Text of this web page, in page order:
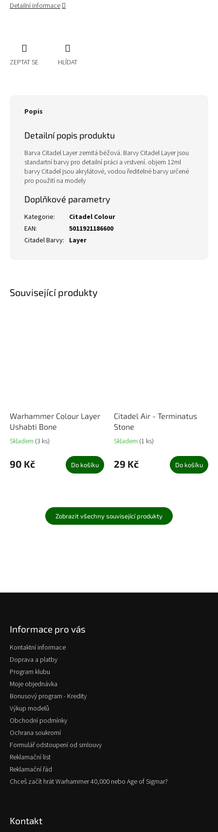
Detailní informace
ZEPTAT SE HLÍDAT
Související produkty
Warhammer Colour Layer
Ushabti Bone
Skladem (3 ks)
90 Kč Do košíku
Citadel Air - Terminatus
Stone
Skladem (1 ks)
29 Kč Do košíku
Zobrazit všechny související produkty
Popis
Detailní popis produktu
Barva Citadel Layer zemitá béžová. Barvy Citadel Layer jsou
standartní barvy pro detailní práci a vrstvení. objem 12ml
barvy Citadel jsou akrylátové, vodou ředitelné barvy určené
pro použití na modely
Doplňkové parametry
Kategorie:
Citadel Colour
EAN:
5011921186600
Citadel Barvy: Layer
Informace pro vás
Kontaktní informace
Doprava a platby
Program klubu
Moje objednávka
Bonusový program - Kredity
Výkup modelů
Obchodní podmínky
Ochrana soukromí
Formulář odstoupení od smlouvy
Reklamační list
Reklamační řád
Chceš začít hrát Warhammer 40,000 nebo Age of Sigmar?
Kontakt